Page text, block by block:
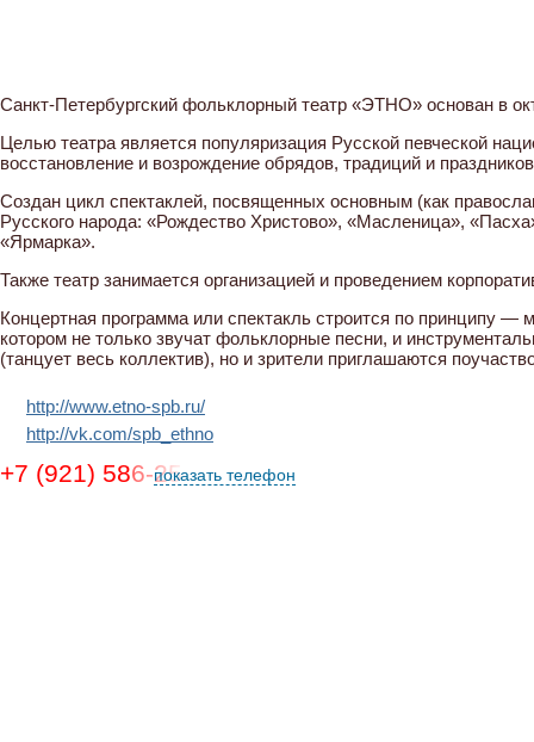
Санкт-Петербургский фольклорный театр «ЭТНО» основан в
Целью театра является популяризация Русской певческой
восстановление и возрождение обрядов, традиций и
Создан цикл спектаклей, посвященных основным (как
Русского народа: «Рождество Христово», «Масленица»,
«Ярмарка».
Также театр занимается организацией и проведением
Концертная программа или спектакль строится по принципу
котором не только звучат фольклорные песни, и
(танцует весь коллектив), но и зрители приглашаются
http://www.etno-spb.ru/
http://vk.com/spb_ethno
+7 (921) 586-25-77показать телефон